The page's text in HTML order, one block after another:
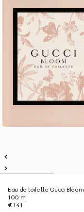
Eau de toilette Gucci Bloom
100 ml
€ 141